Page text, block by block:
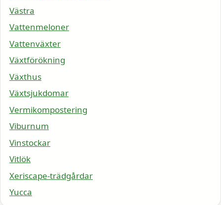
Västra
Vattenmeloner
Vattenväxter
Växtförökning
Växthus
Växtsjukdomar
Vermikompostering
Viburnum
Vinstockar
Vitlök
Xeriscape-trädgårdar
Yucca